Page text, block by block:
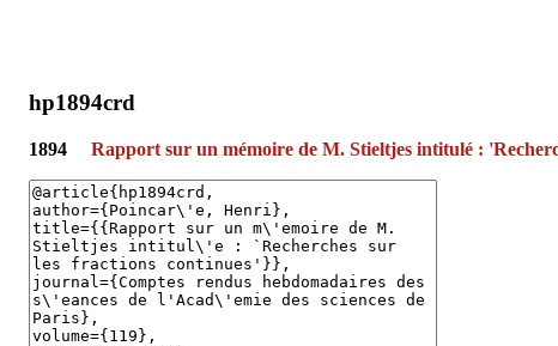
hp1894crd
1894 Rapport sur un mémoire de M. Stieltjes intitulé :